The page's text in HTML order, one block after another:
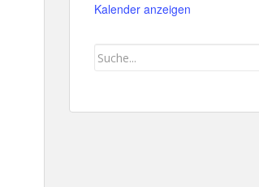
Kalender anzeigen